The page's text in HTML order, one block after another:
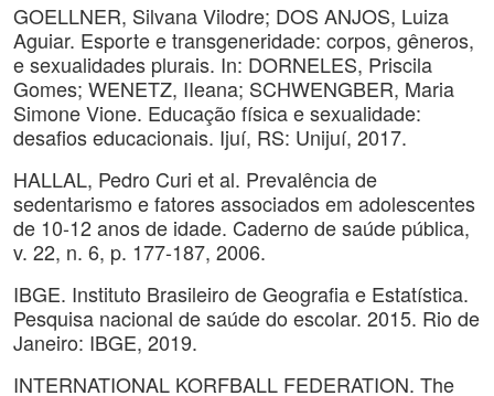
GOELLNER, Silvana Vilodre; DOS ANJOS, Luiza
Aguiar. Esporte e transgeneridade: corpos, gêneros,
e sexualidades plurais. In: DORNELES, Priscila
Gomes; WENETZ, IIeana; SCHWENGBER, Maria
Simone Vione. Educação física e sexualidade:
desafios educacionais. Ijuí, RS: Unijuí, 2017.
HALLAL, Pedro Curi et al. Prevalência de
sedentarismo e fatores associados em adolescentes
de 10-12 anos de idade. Caderno de saúde pública,
v. 22, n. 6, p. 177-187, 2006.
IBGE. Instituto Brasileiro de Geografia e Estatística.
Pesquisa nacional de saúde do escolar. 2015. Rio de
Janeiro: IBGE, 2019.
INTERNATIONAL KORFBALL FEDERATION. The